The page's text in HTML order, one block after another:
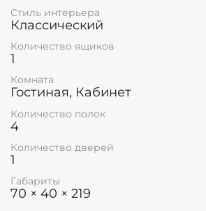
Стиль интерьера
Классический
Количество ящиков
1
Комната
Гостиная, Кабинет
Количество полок
4
Количество дверей
1
Габариты
70 × 40 × 219